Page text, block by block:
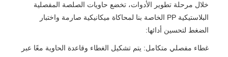
خلال مرحلة تطوير الأدوات، تخضع حاويات الصلصة المفصلية
البلاستيكية PP الخاصة بنا لمحاكاة ميكانيكية صارمة واختبار
الضغط لتحسين أدائها:
غطاء مفصلي متكامل: يتم تشكيل الغطاء وقاعدة الحاوية معًا عبر